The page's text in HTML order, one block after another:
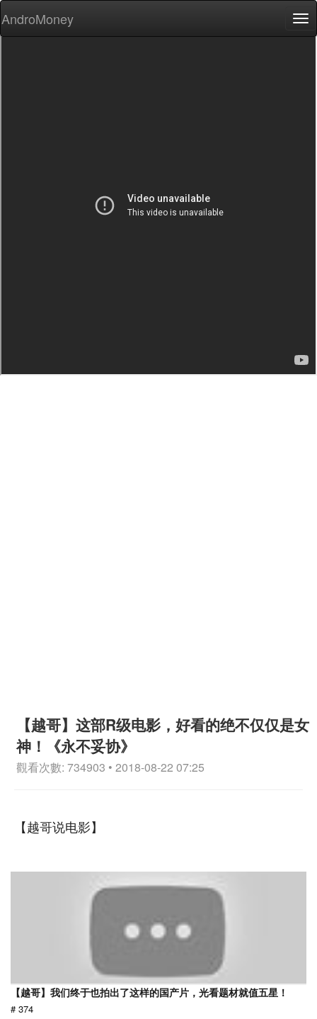
AndroMoney
【越哥】这部R级电影，好看的绝不仅仅是女
神！《永不妥协》
觀看次數: 734903 • 2018-08-22 07:25
【越哥说电影】
【越哥】我们终于也拍出了这样的国产片，光看题材就值五星！
# 374